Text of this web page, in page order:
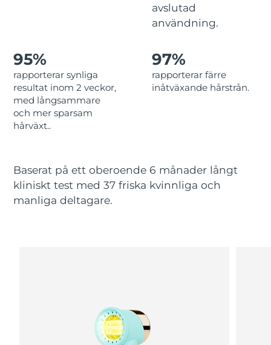
avslutad
användning.
95%
rapporterar synliga
resultat inom 2 veckor,
med långsammare
och mer sparsam
hårväxt..
97%
rapporterar färre
inåtväxande hårstrån.
Baserat på ett oberoende 6 månader långt
kliniskt test med 37 friska kvinnliga och
manliga deltagare.
Luxemburg Förväntad leverans8/10/26
Macao SAR
Malaysia
Mexiko Förväntad leverans
Förväntad leverans